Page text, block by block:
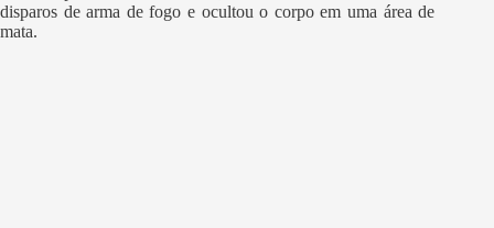
disparos de arma de fogo e ocultou o corpo em uma área de
mata.